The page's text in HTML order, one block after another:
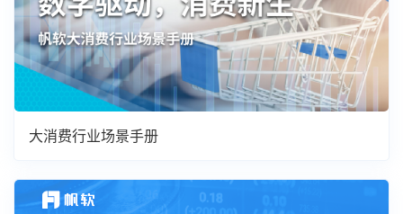
大消费行业场景手册